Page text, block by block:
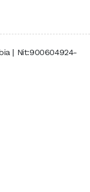
| Nit:900604924-